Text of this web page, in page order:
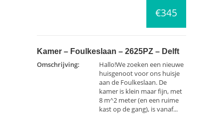
€345
Kamer – Foulkeslaan – 2625PZ – Delft
Omschrijving:
Hallo!We zoeken een nieuwe
huisgenoot voor ons huisje
aan de Foulkeslaan. De
kamer is klein maar fijn, met
8 m^2 meter (en een ruime
kast op de gang), is vanaf...